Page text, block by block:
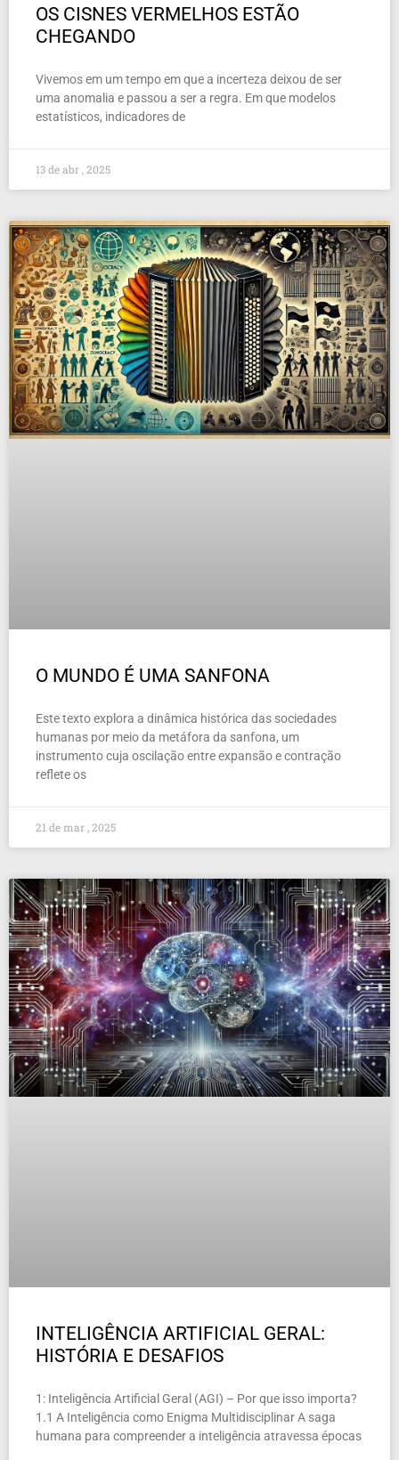
OS CISNES VERMELHOS ESTÃO
CHEGANDO
Vivemos em um tempo em que a incerteza deixou de ser
uma anomalia e passou a ser a regra. Em que modelos
estatísticos, indicadores de
13 de abr , 2025
O MUNDO É UMA SANFONA
Este texto explora a dinâmica histórica das sociedades
humanas por meio da metáfora da sanfona, um
instrumento cuja oscilação entre expansão e contração
reflete os
21 de mar , 2025
INTELIGÊNCIA ARTIFICIAL GERAL:
HISTÓRIA E DESAFIOS
1: Inteligência Artificial Geral (AGI) – Por que isso importa?
1.1 A Inteligência como Enigma Multidisciplinar A saga
humana para compreender a inteligência atravessa épocas